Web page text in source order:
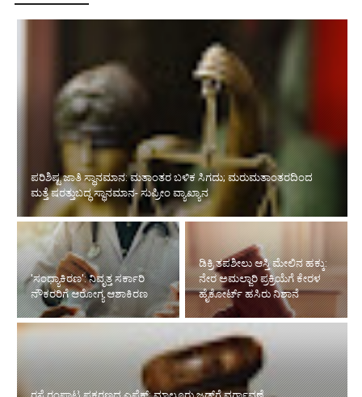
'ಸಂಧ್ಯಾಕಿರಣ': ನಿವೃತ್ತ ಸರ್ಕಾರಿ ನೌಕರರಿಗೆ ಆರೋಗ್ಯ ಆಶಾಕಿರಣ
ಡಿಕ್ರಿ ತಪಶೀಲು ಆಸ್ತಿ ಮೇಲಿನ ಹಕ್ಕು:
ನೇರ ಅಮಲ್ಜಾರಿ ಪ್ರಕ್ರಿಯೆಗೆ ಕೇರಳ
ಹೈಕೋರ್ಟ್ ಹಸಿರು ನಿಶಾನೆ
ರಸ್ತೆ ರಂಪಾಟ ಪ್ರಕರಣದ ಎಫೆಕ್ಟ್‌:
ಮಾಲೂರು ಜಡ್ಜ್‌ಗೆ ವರ್ಗಾವಣೆ
ಅಂಗವೈಕಲ್ಯ ನೆಪದಲ್ಲಿ ಸೇವೆಯಿಂದ ವಜಾ: ಕಠಿಣ ಆದೇಶ ನೀಡಿದ ಸುಪ್ರೀಂ